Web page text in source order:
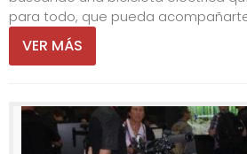
para todo, que pueda
VER MÁS